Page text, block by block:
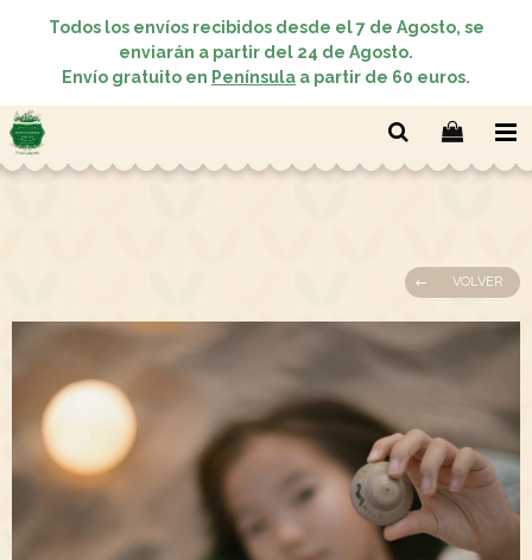
Todos los envíos recibidos desde el 7 de Agosto, se
enviarán a partir del 24 de Agosto.
Envío gratuito en Península a partir de 60 euros.
VOLVER